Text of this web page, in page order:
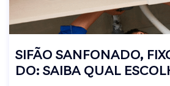
SIFÃO SANFONADO,
DO: SAIBA QUAL